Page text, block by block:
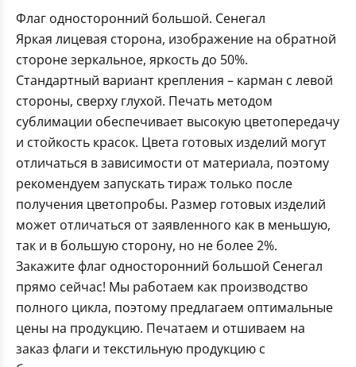
Флаг односторонний большой. Сенегал
Яркая лицевая сторона, изображение на обратной
стороне зеркальное, яркость до 50%.
Стандартный вариант крепления – карман с левой
стороны, сверху глухой. Печать методом
сублимации обеспечивает высокую цветопередачу
и стойкость красок. Цвета готовых изделий могут
отличаться в зависимости от материала, поэтому
рекомендуем запускать тираж только после
получения цветопробы. Размер готовых изделий
может отличаться от заявленного как в меньшую,
так и в большую сторону, но не более 2%.
Закажите флаг односторонний большой Сенегал
прямо сейчас! Мы работаем как производство
полного цикла, поэтому предлагаем оптимальные
цены на продукцию. Печатаем и отшиваем на
заказ флаги и текстильную продукцию с